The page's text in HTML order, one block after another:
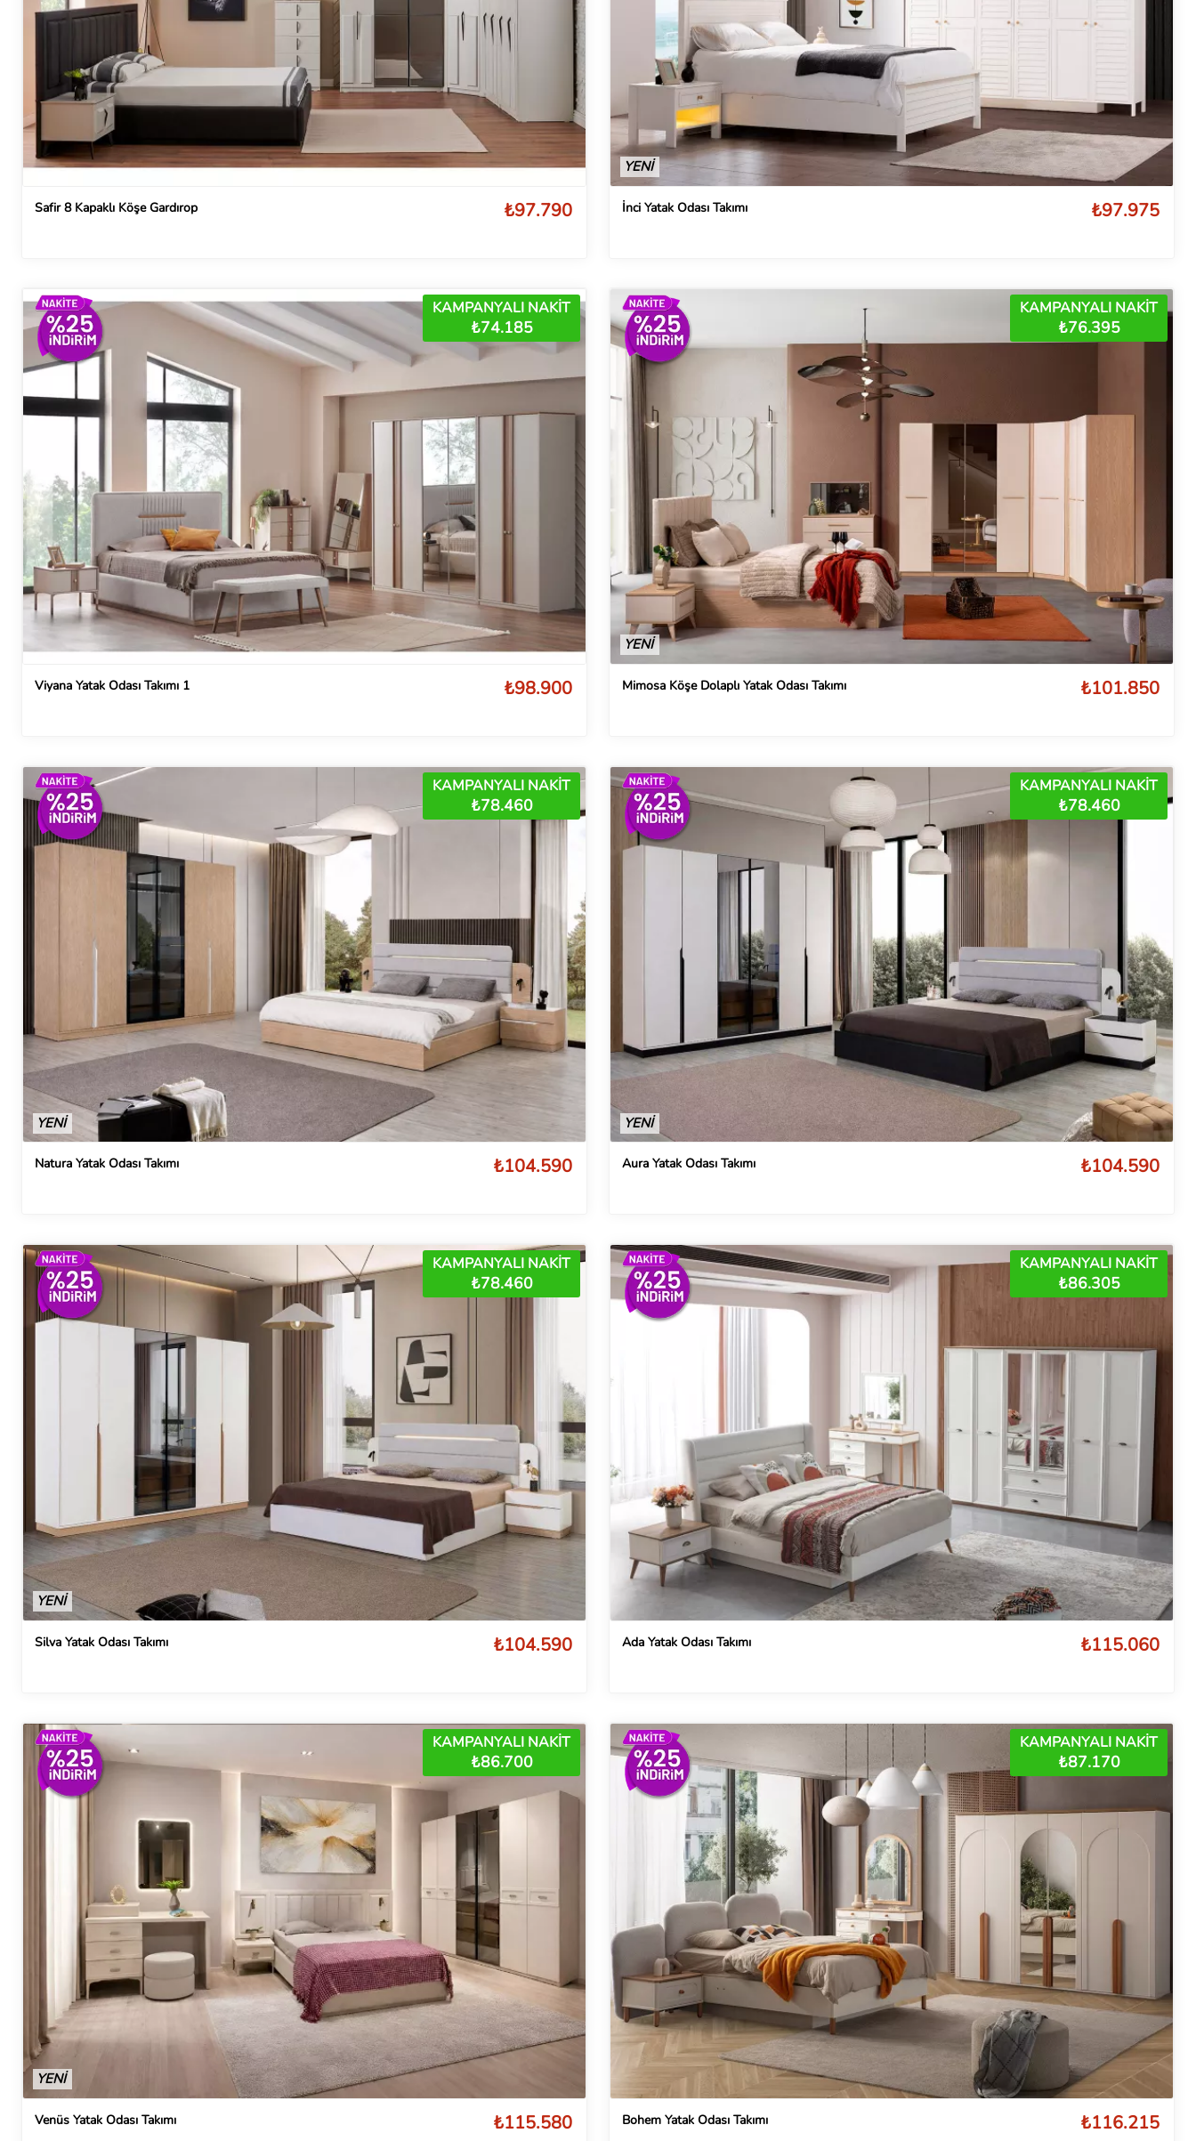
Safir 8 Kapaklı Köşe Gardırop ₺97.790
YENİ
İnci Yatak Odası Takımı ₺97.975
KAMPANYALI NAKİT
₺74.185
Viyana Yatak Odası Takımı 1 ₺98.900
KAMPANYALI NAKİT
₺76.395
YENİ
Mimosa Köşe Dolaplı Yatak Odası Takımı ₺101.850
KAMPANYALI NAKİT
₺78.460
YENİ
Natura Yatak Odası Takımı ₺104.590
KAMPANYALI NAKİT
₺78.460
YENİ
Aura Yatak Odası Takımı ₺104.590
KAMPANYALI NAKİT
₺78.460
YENİ
Silva Yatak Odası Takımı ₺104.590
KAMPANYALI NAKİT
₺86.305
Ada Yatak Odası Takımı ₺115.060
KAMPANYALI NAKİT
₺86.700
YENİ
Venüs Yatak Odası Takımı ₺115.580
KAMPANYALI NAKİT
₺87.170
Bohem Yatak Odası Takımı ₺116.215